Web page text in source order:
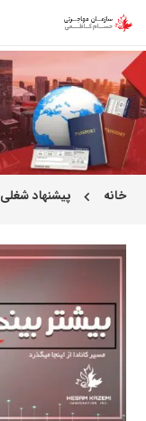
خانه chevron_left پیشنهاد شغلی